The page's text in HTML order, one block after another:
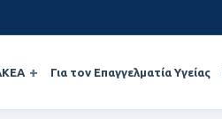
Για τον Επαγγελματία Υγείας